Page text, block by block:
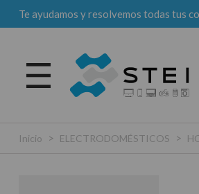
Te ayudamos y resolvemos todas tus
Inicio > ELECTRODOMÉSTICOS >